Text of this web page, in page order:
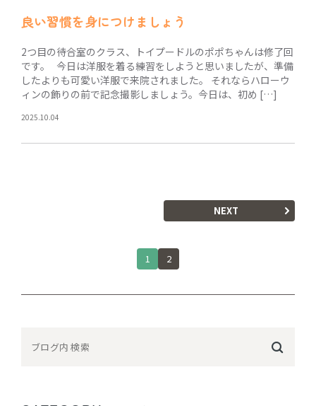
良い習慣を身につけましょう
2つ目の待合室のクラス、トイプードルのポポちゃんは修了回
です。 今日は洋服を着る練習をしようと思いましたが、準備
したよりも可愛い洋服で来院されました。 それならハローウ
ィンの飾りの前で記念撮影しましょう。今日は、初め […]
2025.10.04
1 2
NEXT